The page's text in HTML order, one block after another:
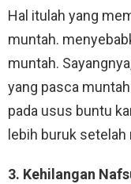
Hal itulah yang
muntah.
muntah.
yang pasca
pada usus buntu
lebih buruk setelah
3. Kehilangan